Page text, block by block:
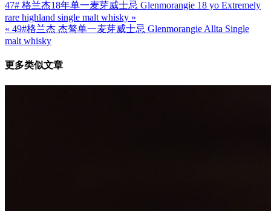
文
章
导
航
47# 格兰杰18年单一麦芽威士忌 Glenmorangie 18 yo Extremely
rare highland single malt whisky »
« 49#格兰杰 杰骜单一麦芽威士忌 Glenmorangie Allta Single
malt whisky
更多类似文章